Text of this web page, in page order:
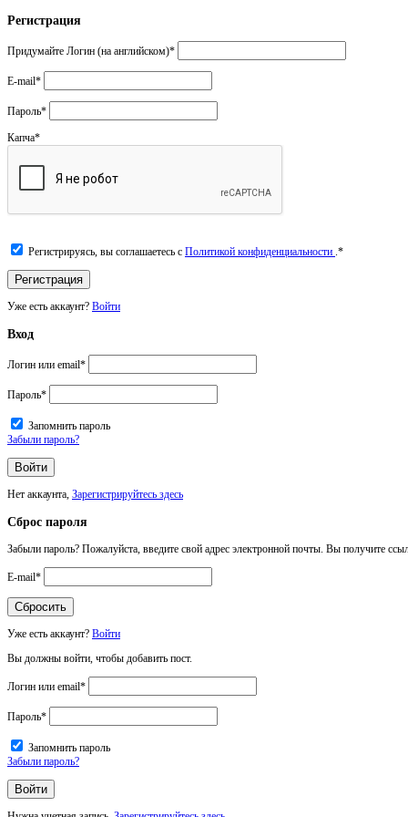
Регистрация
Придумайте Логин (на английском)*
E-mail*
Пароль*
Капча*
Регистрируясь, вы соглашаетесь с Политикой конфиденциальности .*
Уже есть аккаунт? Войти
Вход
Логин или email*
Пароль*
Запомнить пароль
Забыли пароль?
Нет аккаунта, Зарегистрируйтесь здесь
Сброс пароля
Забыли пароль? Пожалуйста, введите свой адрес электронной почты. Вы получите
E-mail*
Уже есть аккаунт? Войти
Вы должны войти, чтобы добавить пост.
Логин или email*
Пароль*
Запомнить пароль
Забыли пароль?